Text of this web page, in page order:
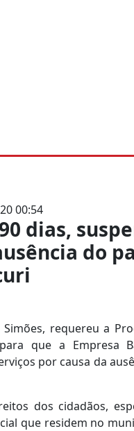
00:54
dias,
do
requereu a
que a Empresa
por causa da
dos cidadãos,
que residem no